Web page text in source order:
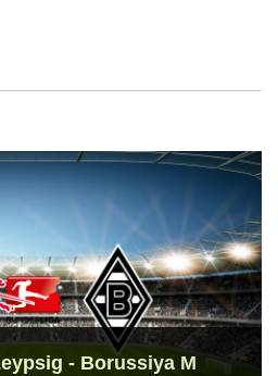
- Borussiya M